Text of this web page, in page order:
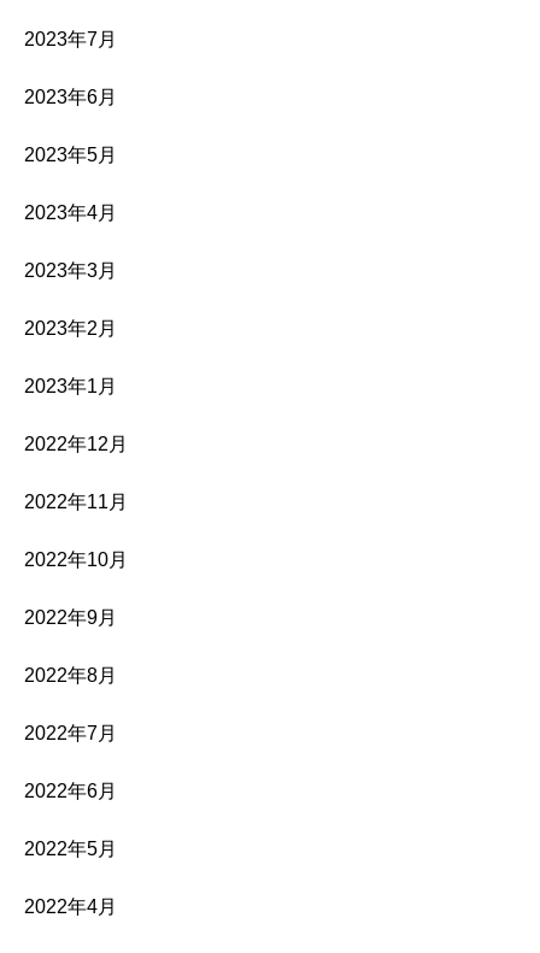
2023年7月
2023年6月
2023年5月
2023年4月
2023年3月
2023年2月
2023年1月
2022年12月
2022年11月
2022年10月
2022年9月
2022年8月
2022年7月
2022年6月
2022年5月
2022年4月